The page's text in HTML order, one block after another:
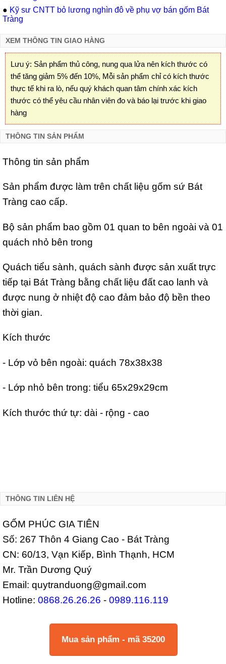
● Kỹ sư CNTT bỏ lương nghìn đô về phụ vợ bán gốm Bát
Tràng
XEM THÔNG TIN GIAO HÀNG
Lưu ý: Sản phẩm thủ công, nung qua lửa nên kích thước có
thể tăng giảm 5% đến 10%, Mỗi sản phẩm chỉ có kích thước
thực tế khi ra lò, nếu quý khách quan tâm chính xác kích
thước có thể yêu cầu nhân viên đo và báo lại trước khi giao
hàng
THÔNG TIN SẢN PHẨM
Thông tin sản phẩm
Sản phẩm được làm trên chất liệu gốm sứ Bát
Tràng cao cấp.
Bộ sản phẩm bao gồm 01 quan to bên ngoài và 01
quách nhỏ bên trong
Quách tiểu sành, quách sành được sản xuất trực
tiếp tại Bát Tràng bằng chất liệu đất cao lanh và
được nung ở nhiệt độ cao đảm bảo độ bền theo
thời gian.
Kích thước
- Lớp vỏ bên ngoài: quách 78x38x38
- Lớp nhỏ bên trong: tiểu 65x29x29cm
Kích thước thứ tự: dài - rộng - cao
THÔNG TIN LIÊN HỆ
GỐM PHÚC GIA TIÊN
Số: 267 Thôn 4 Giang Cao - Bát Tràng
CN: 60/13, Vạn Kiếp, Bình Thạnh, HCM
Mr. Trần Dương Quý
Email: quytranduong@gmail.com
Hotline: 0868.26.26.26 - 0989.116.119
Mua sản phẩm - mã 35200